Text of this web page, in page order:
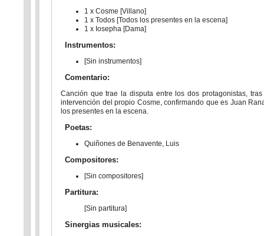
1 x Cosme [Villano]
1 x Todos [Todos los presentes en la escena]
1 x Iosepha [Dama]
Instrumentos:
[Sin instrumentos]
Comentario:
Canción que trae la disputa entre los dos protagonistas,
intervención del propio Cosme, confirmando que es Juan
los presentes en la escena.
Poetas:
Quiñones de Benavente, Luis
Compositores:
[Sin compositores]
Partitura:
[Sin partitura]
Sinergias musicales: